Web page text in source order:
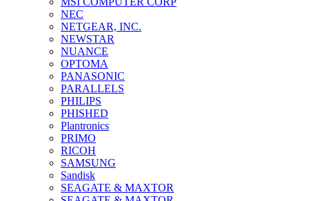
NEC
NETGEAR, INC.
NEWSTAR
NUANCE
OPTOMA
PANASONIC
PARALLELS
PHILIPS
PHISHED
Plantronics
PRIMO
RICOH
SAMSUNG
Sandisk
SEAGATE & MAXTOR